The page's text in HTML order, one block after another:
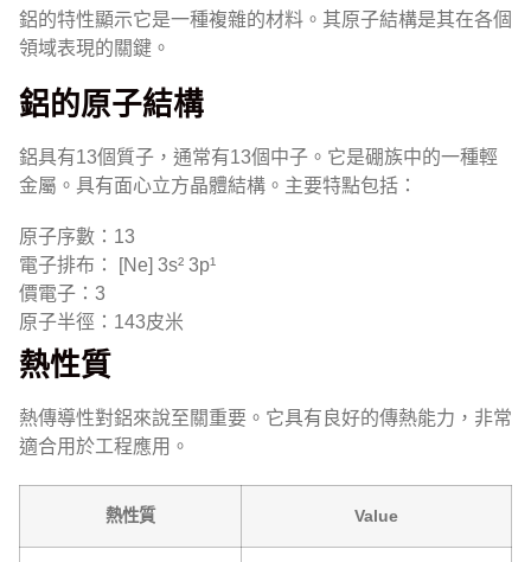
鋁的特性顯示它是一種複雜的材料。其原子結構是其在各個
領域表現的關鍵。
鋁的原子結構
鋁具有13個質子，通常有13個中子。它是硼族中的一種輕
金屬。具有面心立方晶體結構。主要特點包括：
原子序數：13
電子排布： [Ne] 3s² 3p¹
價電子：3
原子半徑：143皮米
熱性質
熱傳導性對鋁來說至關重要。它具有良好的傳熱能力，非常
適合用於工程應用。
熱性質 Value